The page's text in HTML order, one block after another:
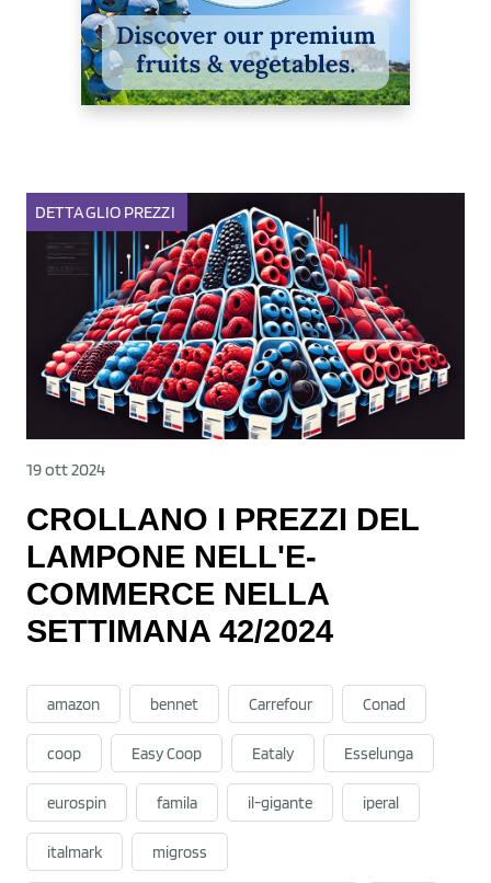
DETTAGLIO PREZZI
19 ott 2024
CROLLANO I PREZZI DEL
LAMPONE NELL'E-
COMMERCE NELLA
SETTIMANA 42/2024
amazon bennet Carrefour Conad
coop Easy Coop Eataly Esselunga
eurospin famila il-gigante iperal
italmark migross